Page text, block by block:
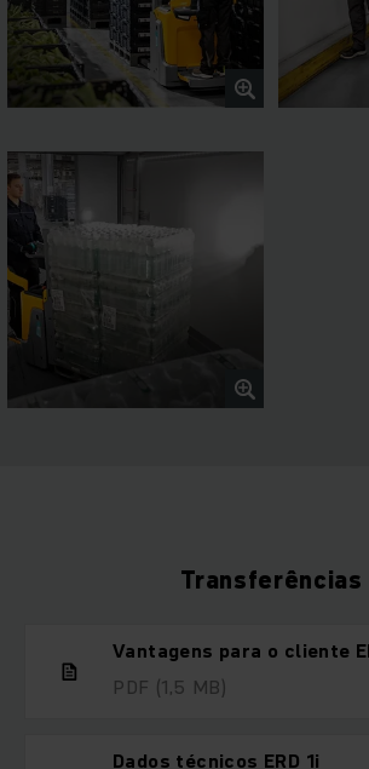
Transferências
Vantagens para o cliente
PDF (1,5 MB)
Dados técnicos ERD 1i